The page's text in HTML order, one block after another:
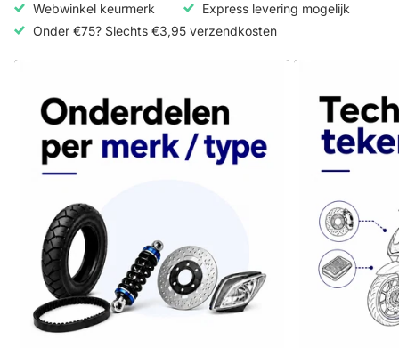
Webwinkel keurmerk
Express levering mogelijk
Onder €75? Slechts €3,95 verzendkosten